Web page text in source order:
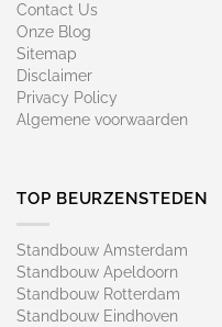
Contact Us
Onze Blog
Sitemap
Disclaimer
Privacy Policy
Algemene voorwaarden
TOP BEURZENSTEDEN
Standbouw Amsterdam
Standbouw Apeldoorn
Standbouw Rotterdam
Standbouw Eindhoven